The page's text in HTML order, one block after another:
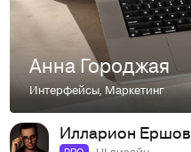
Анна Городжая
Интерфейсы,Маркетинг
Илларион Ершов